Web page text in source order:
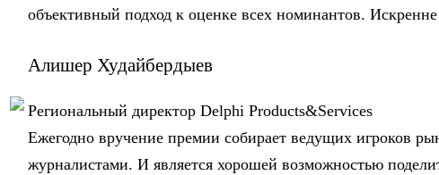
объективный подход к оценке всех номинантов.
Алишер Худайбердыев
Региональный директор Delphi Products&Services
Ежегодно вручение премии собирает ведущих игроков
журналистами. И является хорошей возможностью